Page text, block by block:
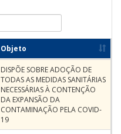
Objeto
DISPÕE SOBRE ADOÇÃO DE
TODAS AS MEDIDAS SANITÁRIAS
NECESSÁRIAS À CONTENÇÃO
DA EXPANSÃO DA
CONTAMINAÇÃO PELA COVID-
19